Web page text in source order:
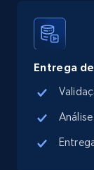
Instagram -
URL, User
comments,
13.2K+
Entrega